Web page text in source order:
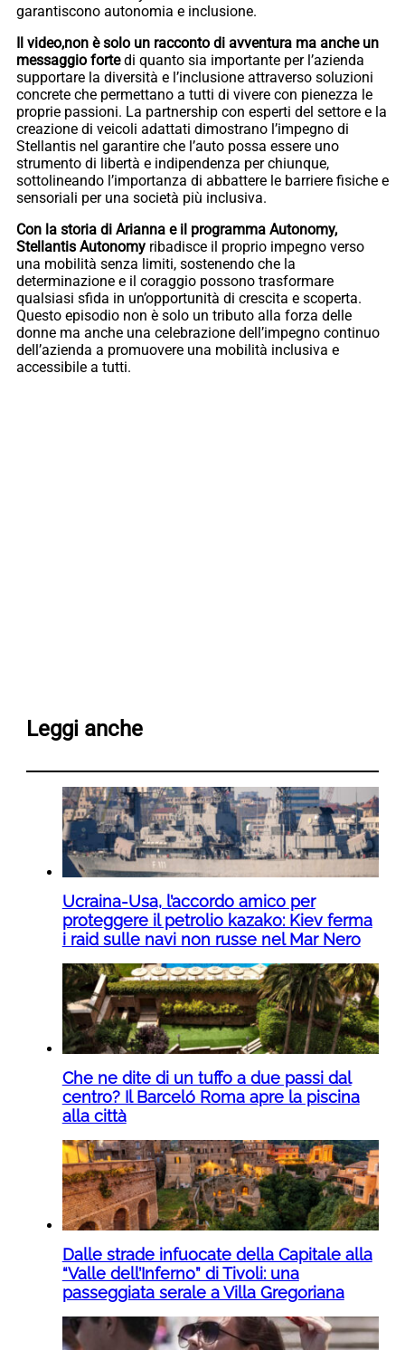
garantiscono autonomia e inclusione.
Il video,non è solo un racconto di avventura ma anche un
messaggio fortedi quanto sia importante per l’azienda
supportare la diversità e l’inclusione attraverso soluzioni
concrete che permettano a tutti di vivere con pienezza le
proprie passioni. La partnership con esperti del settore e la
creazione di veicoli adattati dimostrano l’impegno di
Stellantis nel garantire che l’auto possa essere uno
strumento di libertà e indipendenza per chiunque,
sottolineando l’importanza di abbattere le barriere fisiche e
sensoriali per una società più inclusiva.
Con la storia di Arianna e il programma Autonomy,
Stellantis Autonomy ribadisce il proprio impegno verso
una mobilità senza limiti, sostenendo che la
determinazione e il coraggio possono trasformare
qualsiasi sfida in un’opportunità di crescita e scoperta.
Questo episodio non è solo un tributo alla forza delle
donne ma anche una celebrazione dell’impegno continuo
dell’azienda a promuovere una mobilità inclusiva e
accessibile a tutti.
Leggi anche
Ucraina-Usa, l’accordo amico per
proteggere il petrolio kazako: Kiev ferma
i raid sulle navi non russe nel Mar Nero
Che ne dite di un tuffo a due passi dal
centro? Il Barceló Roma apre la piscina
alla città
Dalle strade infuocate della Capitale alla
“Valle dell’Inferno” di Tivoli: una
passeggiata serale a Villa Gregoriana